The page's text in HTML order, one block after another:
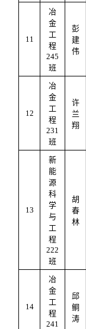
11
冶
金
工
程
245
班
彭
建
伟
12
冶
金
工
程
231
班
许
兰
翔
13
新
能
源
科
学
与
工
程
222
班
胡
春
林
14
冶
金
工
程
241
邱
鲖
涛